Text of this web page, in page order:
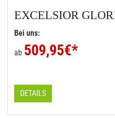
EXCELSIOR
Bei uns:
ab 509,95€*
DETAILS